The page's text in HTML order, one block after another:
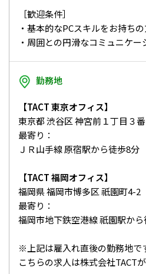
［歓迎条件］
・基本的なPCスキルをお持ち
・周囲との円滑なコミュニケ
勤務地
【TACT 東京オフィス】
東京都 渋谷区 神宮前１丁目３
最寄り：
ＪＲ山手線 原宿駅から徒歩8分
【TACT 福岡オフィス】
福岡県 福岡市博多区 祇園町4-2
最寄り：
福岡市地下鉄空港線 祇園駅か
※上記は雇入れ直後の勤務地で
こちらの求人は株式会社TACT